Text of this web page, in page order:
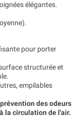
élégantes.
pour porter
structurée et
empilables
des odeurs
la circulation de l'air.